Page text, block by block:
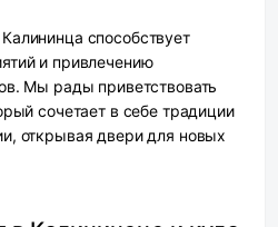
способствует
и привлечению
Мы рады приветствовать
сочетает в себе традиции
открывая двери для новых